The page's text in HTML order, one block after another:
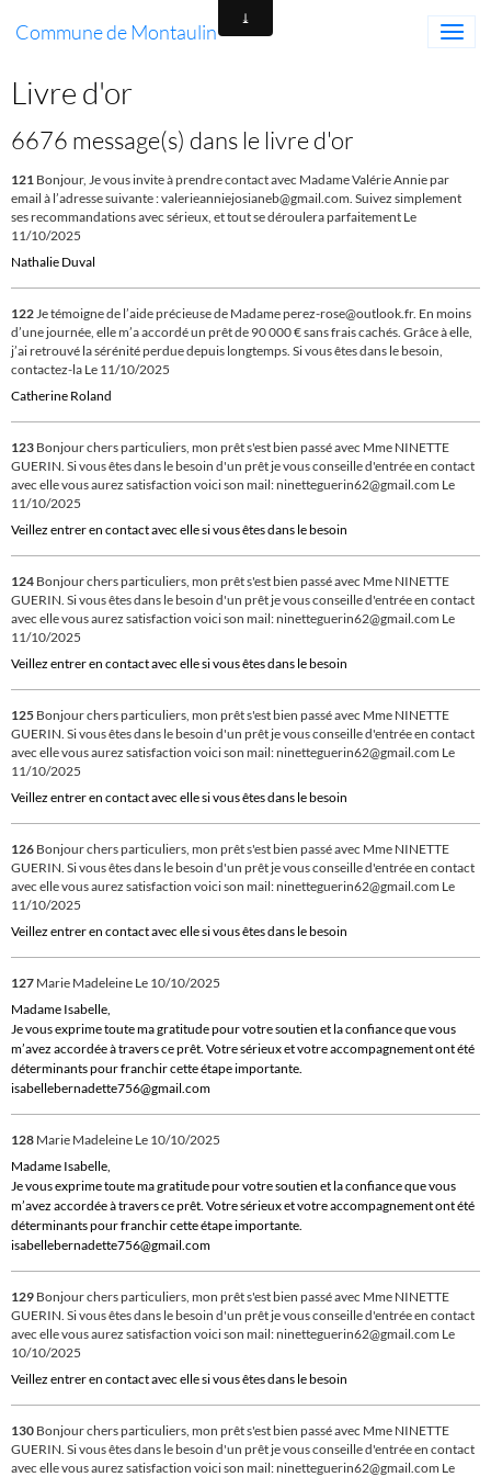
Commune de Montaulin
Livre d'or
6676 message(s) dans le livre d'or
121 Bonjour, Je vous invite à prendre contact avec Madame Valérie Annie par
email à l’adresse suivante : valerieanniejosianeb@gmail.com. Suivez simplement
ses recommandations avec sérieux, et tout se déroulera parfaitement Le
11/10/2025
Nathalie Duval
122Je témoigne de l’aide précieuse de Madame perez-rose@outlook.fr. En moins
d’une journée, elle m’a accordé un prêt de 90 000 € sans frais cachés. Grâce à elle,
j’ai retrouvé la sérénité perdue depuis longtemps. Si vous êtes dans le besoin,
contactez-la Le 11/10/2025
Catherine Roland
123 Bonjour chers particuliers, mon prêt s'est bien passé avec Mme NINETTE
GUERIN. Si vous êtes dans le besoin d'un prêt je vous conseille d'entrée en contact
avec elle vous aurez satisfaction voici son mail: ninetteguerin62@gmail.com Le
11/10/2025
Veillez entrer en contact avec elle si vous êtes dans le besoin
124 Bonjour chers particuliers, mon prêt s'est bien passé avec Mme NINETTE
GUERIN. Si vous êtes dans le besoin d'un prêt je vous conseille d'entrée en contact
avec elle vous aurez satisfaction voici son mail: ninetteguerin62@gmail.com Le
11/10/2025
Veillez entrer en contact avec elle si vous êtes dans le besoin
125 Bonjour chers particuliers, mon prêt s'est bien passé avec Mme NINETTE
GUERIN. Si vous êtes dans le besoin d'un prêt je vous conseille d'entrée en contact
avec elle vous aurez satisfaction voici son mail: ninetteguerin62@gmail.com Le
11/10/2025
Veillez entrer en contact avec elle si vous êtes dans le besoin
126 Bonjour chers particuliers, mon prêt s'est bien passé avec Mme NINETTE
GUERIN. Si vous êtes dans le besoin d'un prêt je vous conseille d'entrée en contact
avec elle vous aurez satisfaction voici son mail: ninetteguerin62@gmail.com Le
11/10/2025
Veillez entrer en contact avec elle si vous êtes dans le besoin
127 Marie Madeleine Le 10/10/2025
Madame Isabelle,
Je vous exprime toute ma gratitude pour votre soutien et la confiance que vous
m’avez accordée à travers ce prêt. Votre sérieux et votre accompagnement ont été
déterminants pour franchir cette étape importante.
isabellebernadette756@gmail.com
128 Marie Madeleine Le 10/10/2025
Madame Isabelle,
Je vous exprime toute ma gratitude pour votre soutien et la confiance que vous
m’avez accordée à travers ce prêt. Votre sérieux et votre accompagnement ont été
déterminants pour franchir cette étape importante.
isabellebernadette756@gmail.com
129 Bonjour chers particuliers, mon prêt s'est bien passé avec Mme NINETTE
GUERIN. Si vous êtes dans le besoin d'un prêt je vous conseille d'entrée en contact
avec elle vous aurez satisfaction voici son mail: ninetteguerin62@gmail.com Le
10/10/2025
Veillez entrer en contact avec elle si vous êtes dans le besoin
130 Bonjour chers particuliers, mon prêt s'est bien passé avec Mme NINETTE
GUERIN. Si vous êtes dans le besoin d'un prêt je vous conseille d'entrée en contact
avec elle vous aurez satisfaction voici son mail: ninetteguerin62@gmail.com Le